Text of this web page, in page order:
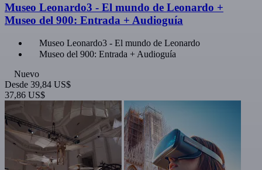
Museo Leonardo3 - El mundo de Leonardo +
Museo del 900: Entrada + Audioguía
Museo Leonardo3 - El mundo de Leonardo
Museo del 900: Entrada + Audioguía
Nuevo
Desde 39,84 US$
37,86 US$